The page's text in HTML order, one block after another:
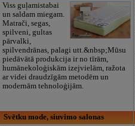
Viss guļamistabai
un saldam miegam.
Matrači, segas,
spilveni, gultas
pārvalki,
spilvendrānas, palagi utt.&nbsp;Mūsu
piedāvātā produkcija ir no tīrām,
humānekoloģiskām izejvielām, ražota
ar videi draudzīgām metodēm un
modernām tehnoloģijām.
Svētku mode, siuvimo salonas